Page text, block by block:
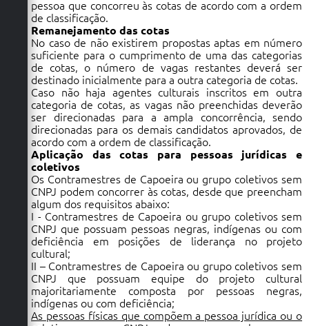
pessoa que concorreu às cotas de acordo com a ordem
de classificação.
Remanejamento das cotas
No caso de não existirem propostas aptas em número
suficiente para o cumprimento de uma das categorias
de cotas, o número de vagas restantes deverá ser
destinado inicialmente para a outra categoria de cotas.
Caso não haja agentes culturais inscritos em outra
categoria de cotas, as vagas não preenchidas deverão
ser direcionadas para a ampla concorrência, sendo
direcionadas para os demais candidatos aprovados, de
acordo com a ordem de classificação.
Aplicação das cotas para pessoas jurídicas e
coletivos
Os Contramestres de Capoeira ou grupo coletivos sem
CNPJ podem concorrer às cotas, desde que preencham
algum dos requisitos abaixo:
I - Contramestres de Capoeira ou grupo coletivos sem
CNPJ que possuam pessoas negras, indígenas ou com
deficiência em posições de liderança no projeto
cultural;
II – Contramestres de Capoeira ou grupo coletivos sem
CNPJ que possuam equipe do projeto cultural
majoritariamente composta por pessoas negras,
indígenas ou com deficiência;
As pessoas físicas que compõem a pessoa jurídica ou o